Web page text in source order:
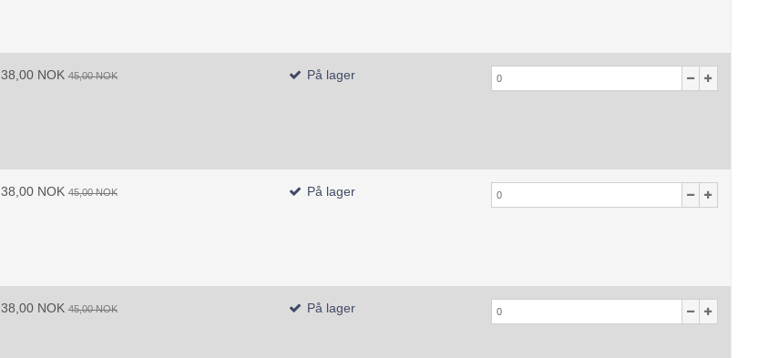
38,00 NOK 45,00 NOK På lager
38,00 NOK 45,00 NOK På lager
38,00 NOK 45,00 NOK På lager